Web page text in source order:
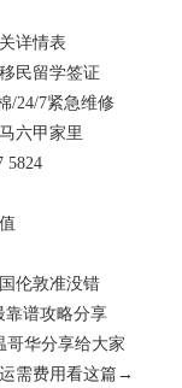
详情表
民留学签证
/24/7紧急维修
六甲家里
5824
伦敦准没错
靠谱攻略分享
哥华分享给大家
需费用看这篇→